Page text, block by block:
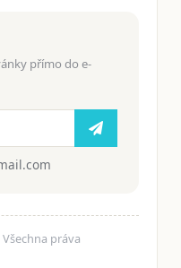
přímo do e-
Všechna práva